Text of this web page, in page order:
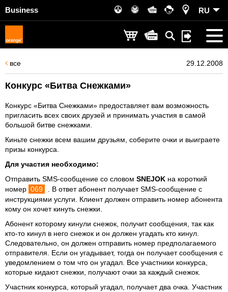
Business RU
все 29.12.2008
Конкурс «Битва Снежками»
Конкурс «Битва Снежками» предоставляет вам возможность
пригласить всех своих друзей и принимать участия в самой
большой битве снежками.
Киньте снежки всем вашим друзьям, соберите очки и выиграете
призы конкурса.
Для участия необходимо:
Отправить SMS-сообщение со словом SNEJOK на короткий
номер 069
. В ответ абонент получает SMS-сообщение c
инструкциями услуги. Клиент должен отправить номер абонента
кому он хочет кинуть снежки.
Абонент которому кинули снежок, получит сообщения, так как
кто-то кинул в него снежок и он должен угадать кто кинул.
Следовательно, он должен отправить номер предполагаемого
отправителя. Если он угадывает, тогда он получает сообщения с
уведомлением о том что он угадал. Все участники конкурса,
которые кидают снежки, получают очки за каждый снежок.
Участник конкурса, который угадал, получает два очка. Участник